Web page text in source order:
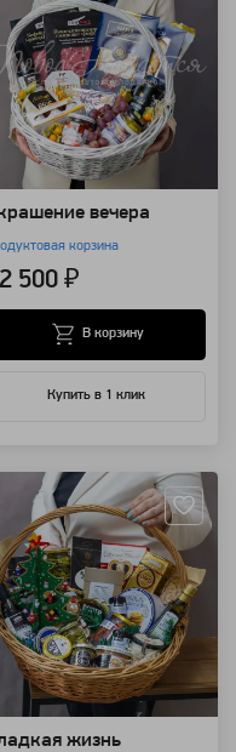
вечера
корзина
500 ₽
Купить в 1 клик
В корзину
жизнь